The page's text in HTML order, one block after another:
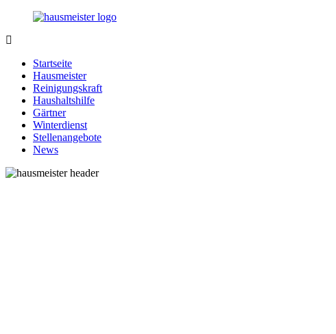
Zurück
Inhalt
Hausmeister.de
rund
Ihren
Haushalt
Startseite
Hausmeister
Reinigungskraft
Haushaltshilfe
Gärtner
Winterdienst
Stellenangebote
News